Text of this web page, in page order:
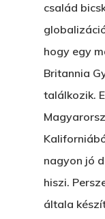
család
hogy egy
Britannia
találkozik.
nagyon jó
hiszi.
általa